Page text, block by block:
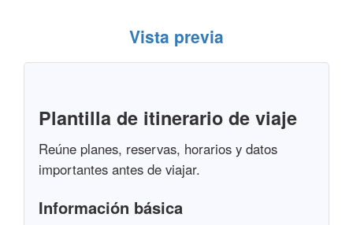
Vista previa
Plantilla de itinerario de viaje
Reúne planes, reservas, horarios y datos
importantes antes de viajar.
Información básica